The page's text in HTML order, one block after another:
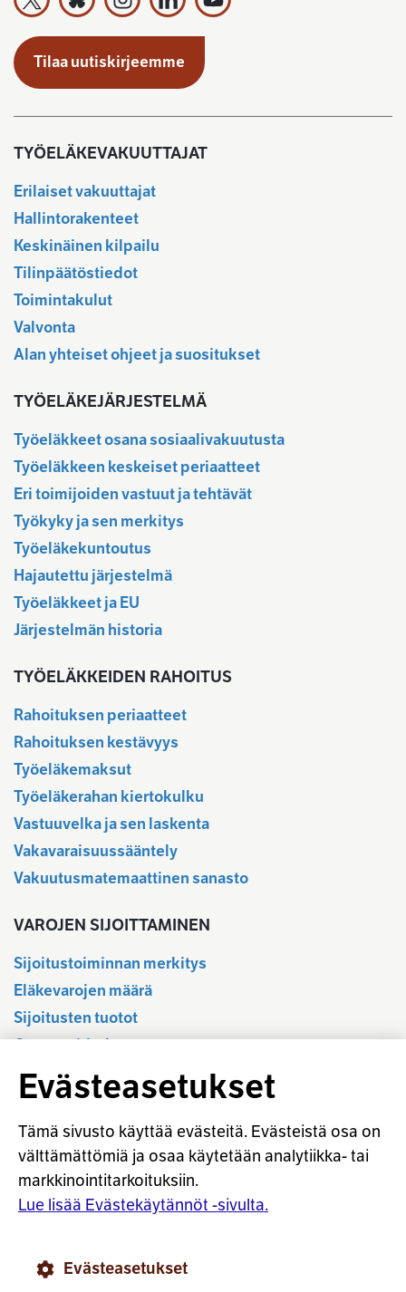
Työeläkevakuuttajat TELA ry X:ssä
Työeläkevakuuttajat TELA ry Bluesky:ssa
Työeläkevakuuttajat TELA ry
Työeläkevakuuttajat TELA ry
Työeläkevakuuttajat TELA ry
Tilaa uutiskirjeemme
TYÖELÄKEVAKUUTTAJAT
Erilaiset vakuuttajat
Hallintorakenteet
Keskinäinen kilpailu
Tilinpäätöstiedot
Toimintakulut
Valvonta
Alan yhteiset ohjeet ja suositukset
TYÖELÄKEJÄRJESTELMÄ
Työeläkkeet osana sosiaalivakuutusta
Työeläkkeen keskeiset periaatteet
Eri toimijoiden vastuut ja tehtävät
Työkyky ja sen merkitys
Työeläkekuntoutus
Hajautettu järjestelmä
Työeläkkeet ja EU
Järjestelmän historia
TYÖELÄKKEIDEN RAHOITUS
Rahoituksen periaatteet
Rahoituksen kestävyys
Työeläkemaksut
Työeläkerahan kiertokulku
Vastuuvelka ja sen laskenta
Vakavaraisuussääntely
Vakuutusmatemaattinen sanasto
VAROJEN SIJOITTAMINEN
Sijoitustoiminnan merkitys
Eläkevarojen määrä
Sijoitusten tuotot
Osavuositiedot
Tilastotietokanta
Sijoitustoiminnan sääntely
Vastuullinen sijoittaminen
Sijoitussanasto
Osaketuoton ennakointi
Evästekäytännöt
Evästeasetukset
Tämä sivusto käyttää evästeitä. Evästeistä osa on
välttämättömiä ja osaa käytetään analytiikka- tai
markkinointitarkoituksiin.
Lue lisää Evästekäytännöt -sivulta.
Evästeasetukset